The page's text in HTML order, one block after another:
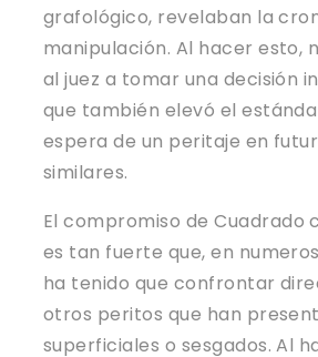
grafológico, revelaban la
manipulación. Al hacer esto,
al juez a tomar una decisión
que también elevó el
espera de un peritaje en
similares.
El compromiso de Cuadrado
es tan fuerte que, en
ha tenido que confrontar
otros peritos que han
superficiales o sesgados. Al